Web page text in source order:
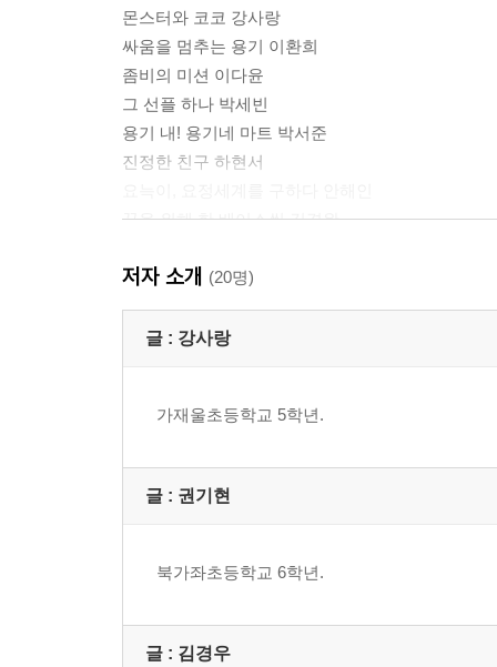
몬스터와 코코 강사랑
싸움을 멈추는 용기 이환희
좀비의 미션 이다윤
그 선플 하나 박세빈
용기 내! 용기네 마트 박서준
진정한 친구 하현서
꿈을 위해 한 베이스씩 김경완
마법의 연필 심은우
발표하고 싶어! 황지윤
크리스마스 트리 주지빈
꿈의 나라 원더리아에 초대합니다 허 인
저자 소개 (20명)
글 : 강사랑
가재울초등학교 5학년.
글 : 권기현
북가좌초등학교 6학년.
글 : 김경우